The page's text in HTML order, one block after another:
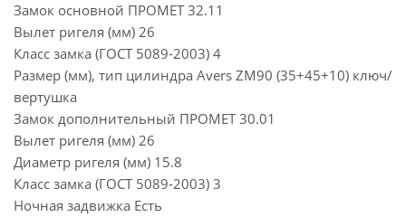
Замок основной ПРОМЕТ 32.11
Вылет ригеля (мм) 26
Класс замка (ГОСТ 5089-2003) 4
Размер (мм), тип цилиндра Avers ZM90 (35+45+10) ключ/
вертушка
Замок дополнительный ПРОМЕТ 30.01
Вылет ригеля (мм) 26
Диаметр ригеля (мм) 15.8
Класс замка (ГОСТ 5089-2003) 3
Ночная задвижка Есть